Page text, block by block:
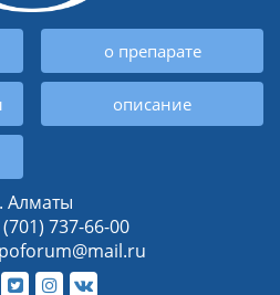
о препарате
описание
Алматы
737-66-00